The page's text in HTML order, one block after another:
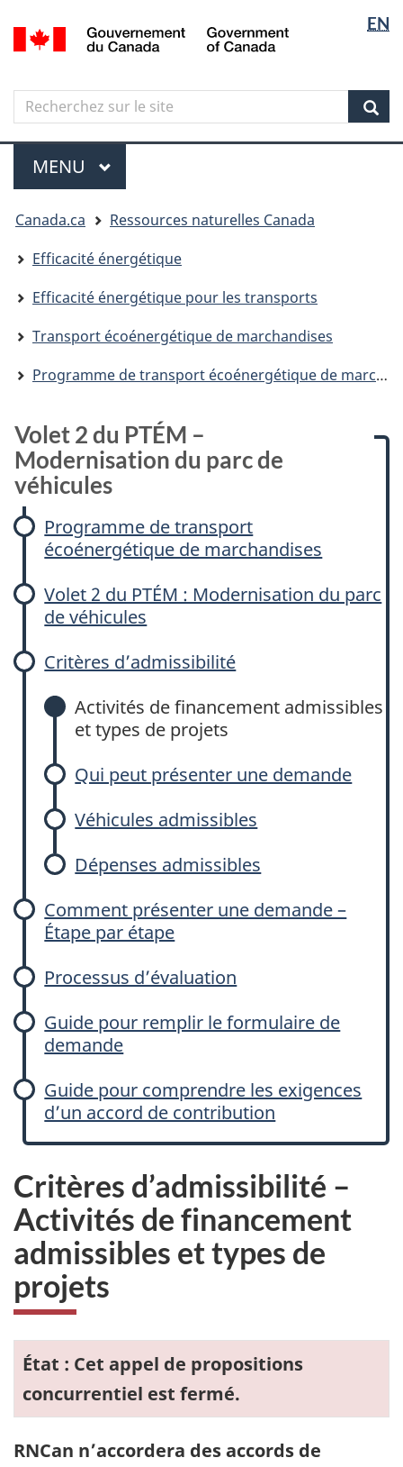
Aller
au
principal
Skip
to
government"
Passer
à
version
simplifiée
langue
EN
Canada
Search
Recherchez
sur
le
site
Menu
MENU PRINCIPAL
êtes
ici
Canada.ca
Ressources naturelles Canada
Efficacité énergétique
Efficacité énergétique pour les transports
Transport écoénergétique de marchandises
Programme de transport écoénergétique de marchandises
Volet 2 du PTÉM –
Modernisation du parc de
véhicules
Programme de transport
écoénergétique de marchandises
Volet 2 du PTÉM : Modernisation du parc
de véhicules
Critères d’admissibilité
Activités de financement admissibles
et types de projets
Qui peut présenter une demande
Véhicules admissibles
Dépenses admissibles
Comment présenter une demande –
Étape par étape
Processus d’évaluation
Guide pour remplir le formulaire de
demande
Guide pour comprendre les exigences
d’un accord de contribution
Critères d’admissibilité –
Activités de financement
admissibles et types de
projets
État : Cet appel de propositions
concurrentiel est fermé.
RNCan n’accordera des accords de